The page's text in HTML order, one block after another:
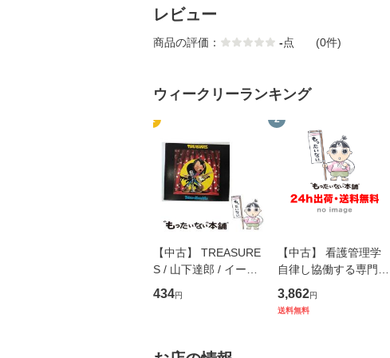
レビュー
商品の評価： -点 (0件)
ウィークリーランキング
1
【中古】 TREASURE
S / 山下達郎 / イース
トウエスト・ジャパン
[CD]【メール便送料無
434円
2
【中古】 看護管理学
自律し協働する専門職
の看護マネジメントス
キル 改訂第3版 (看護
3,862円
送料無料